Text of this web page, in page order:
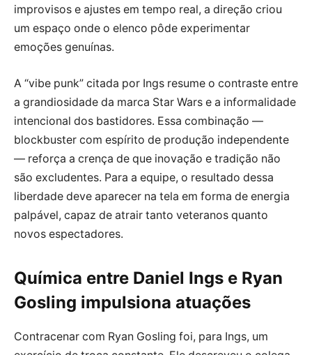
improvisos e ajustes em tempo real, a direção criou
um espaço onde o elenco pôde experimentar
emoções genuínas.
A “vibe punk” citada por Ings resume o contraste entre
a grandiosidade da marca Star Wars e a informalidade
intencional dos bastidores. Essa combinação —
blockbuster com espírito de produção independente
— reforça a crença de que inovação e tradição não
são excludentes. Para a equipe, o resultado dessa
liberdade deve aparecer na tela em forma de energia
palpável, capaz de atrair tanto veteranos quanto
novos espectadores.
Química entre Daniel Ings e Ryan
Gosling impulsiona atuações
Contracenar com Ryan Gosling foi, para Ings, um